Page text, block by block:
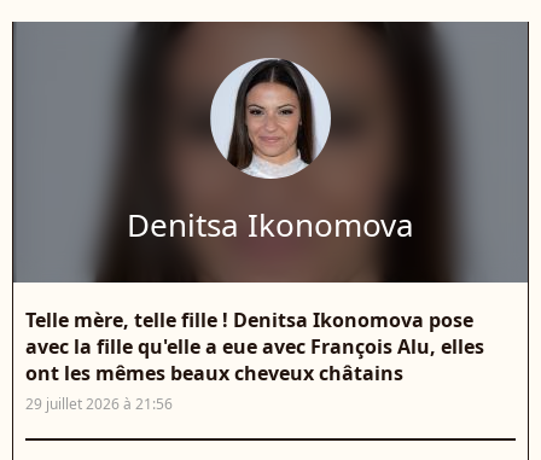
Denitsa Ikonomova
Telle mère, telle fille ! Denitsa Ikonomova pose
avec la fille qu'elle a eue avec François Alu, elles
ont les mêmes beaux cheveux châtains
29 juillet 2026 à 21:56